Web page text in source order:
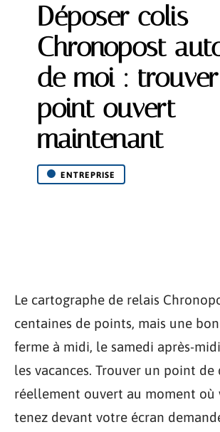
Déposer colis
Chronopost
de moi :
point ouvert
maintenant
ENTREPRISE
Le cartographe de relais
centaines de points, mais une
ferme à midi, le samedi après-
les vacances. Trouver un point de
réellement ouvert au moment où
tenez devant votre écran